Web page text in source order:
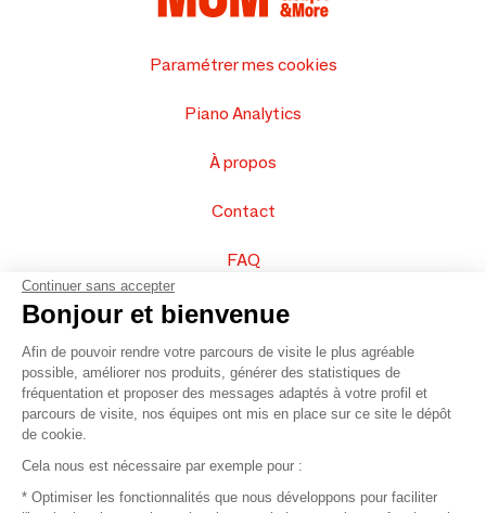
Paramétrer mes cookies
Piano Analytics
À propos
Contact
FAQ
Vendez vos produits
Plan du site
© 2016 –Organisation SAFI
Continuer sans accepter
Bonjour et bienvenue
Afin de pouvoir rendre votre parcours de visite le plus agréable
possible, améliorer nos produits, générer des statistiques de
fréquentation et proposer des messages adaptés à votre profil et
parcours de visite, nos équipes ont mis en place sur ce site le dépôt
de cookie.
Cela nous est nécessaire par exemple pour :
* Optimiser les fonctionnalités que nous développons pour faciliter